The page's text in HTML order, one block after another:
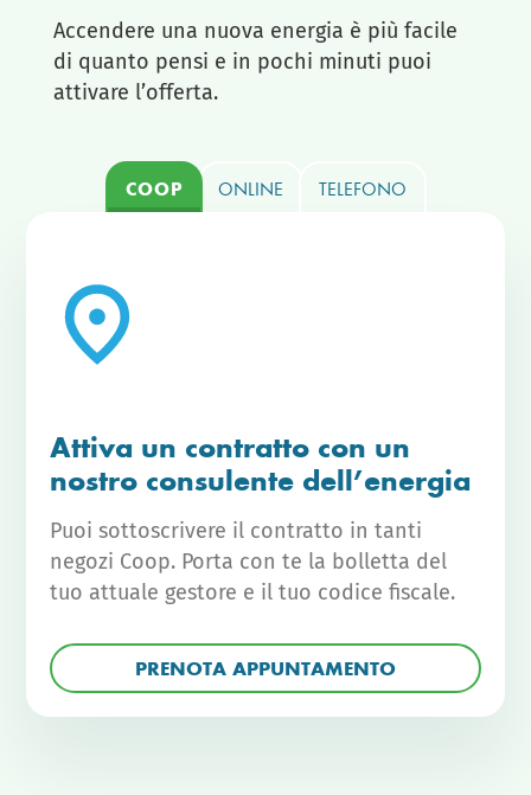
Accendere una nuova energia è più facile
di quanto pensi e in pochi minuti puoi
attivare l’offerta.
COOP ONLINE TELEFONO
Attiva un contratto con un
nostro consulente dell’energia
Puoi sottoscrivere il contratto in tanti
negozi Coop. Porta con te la bolletta del
tuo attuale gestore e il tuo codice fiscale.
PRENOTA APPUNTAMENTO